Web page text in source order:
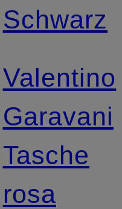
Schwarz
Valentino
Garavani
Tasche
rosa